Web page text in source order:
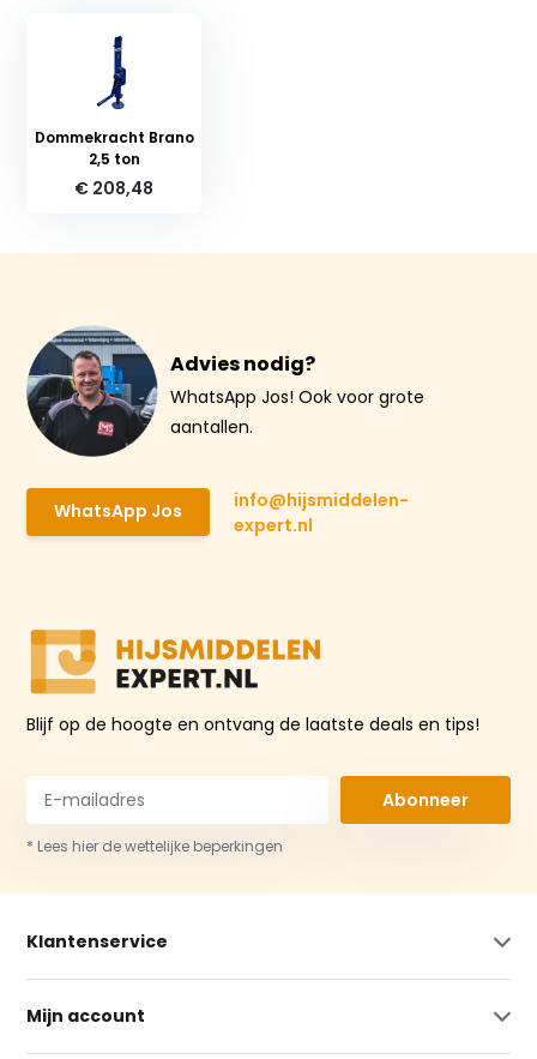
Dommekracht Brano
2,5 ton
€ 208,48
Advies nodig?
WhatsApp Jos! Ook voor grote
aantallen.
WhatsApp Jos
info@hijsmiddelen-
expert.nl
Blijf op de hoogte en ontvang de laatste deals en tips!
Abonneer
* Lees hier de wettelijke beperkingen
Klantenservice
Mijn account